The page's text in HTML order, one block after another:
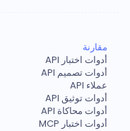
مقارنة
أدوات اختبار API
أدوات تصميم API
عملاء API
أدوات توثيق API
أدوات محاكاة API
أدوات اختبار MCP